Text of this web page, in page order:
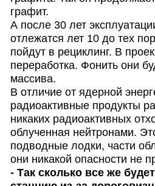
графит.
А после 30 лет
отлежатся лет 10 до тех
пойдут в рециклинг. В
переработка. Фонить они
массива.
В отличие от ядерной
радиоактивные продукты
никаких радиоактивных
облученная нейтронами.
подводные лодки, части
они никакой опасности не
- Так сколько все же